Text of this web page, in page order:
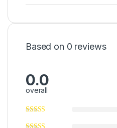
Based on 0 reviews
0.0
overall